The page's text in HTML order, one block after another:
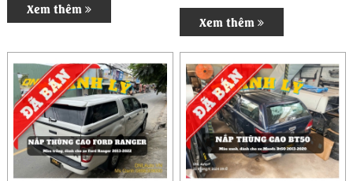
Xem thêm
Xem thêm